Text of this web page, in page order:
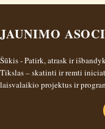
JAUNIMO
Šūkis - Patirk, atrask ir
Tikslas – skatinti ir remti
laisvalaikio projektus ir